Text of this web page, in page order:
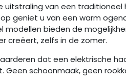
uitstraling van een
geniet u van een warm
bieden de
creëert, zelfs in de zomer.
dat een elektrische
Geen schoonmaak, geen